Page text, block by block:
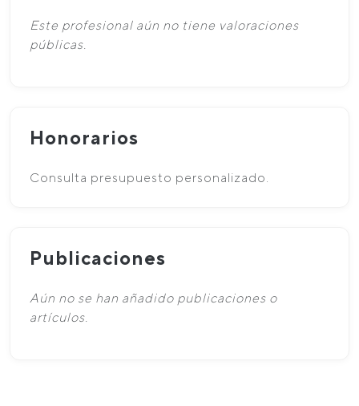
Este profesional aún no tiene valoraciones
públicas.
Honorarios
Consulta presupuesto personalizado.
Publicaciones
Aún no se han añadido publicaciones o
artículos.